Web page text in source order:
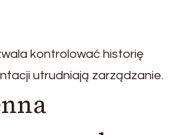
kontrolować historię
utrudniają zarządzanie.